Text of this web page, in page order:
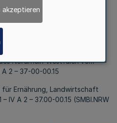
Waldes gegen Schäden,
Nordrhein-Westfalen vom
A 2 – 37-00-00.15
für Ernährung, Landwirtschaft
IV A 2 – 37.00-00.15 (SMBl.NRW
akzeptieren